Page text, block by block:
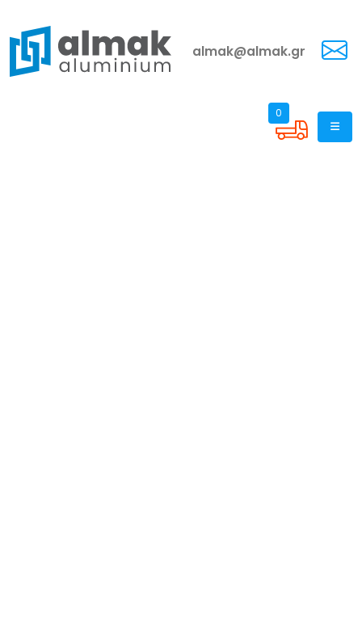
almak@almak.gr
0